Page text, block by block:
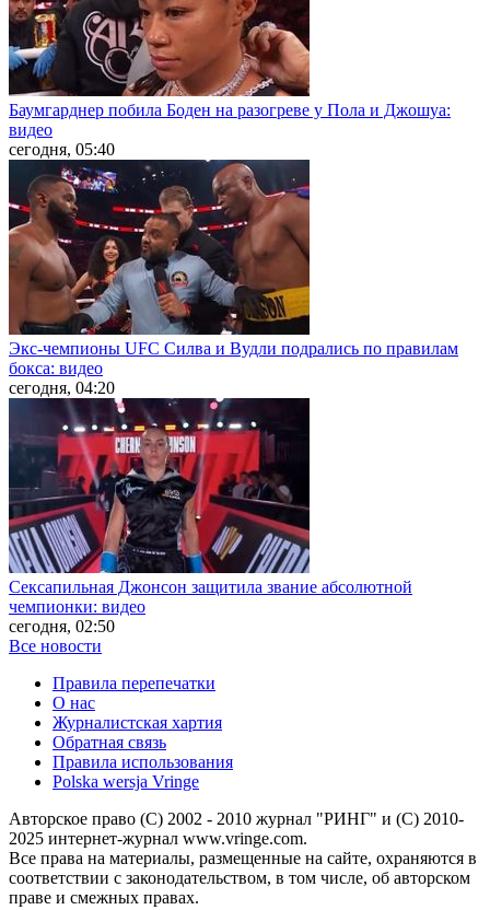
Баумгарднер побила Боден на разогреве у Пола и Джошуа:
видео
сегодня, 05:40
Экс-чемпионы UFC Силва и Вудли подрались по правилам
бокса: видео
сегодня, 04:20
Сексапильная Джонсон защитила звание абсолютной
чемпионки: видео
сегодня, 02:50
Все новости
Правила перепечатки
О нас
Журналистская хартия
Обратная связь
Правила использования
Polska wersja Vringe
Авторское право (С) 2002 - 2010 журнал "РИНГ" и (С) 2010-
2025 интернет-журнал www.vringe.com.
Все права на материалы, размещенные на сайте, охраняются в
соответствии с законодательством, в том числе, об авторском
праве и смежных правах.